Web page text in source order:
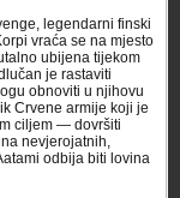
legendarni finski
vraća se na mjesto
ubijena tijekom
je rastaviti
obnoviti u njihovu
Crvene armije koji je
ciljem — dovršiti
nevjerojatnih,
odbija biti lovina